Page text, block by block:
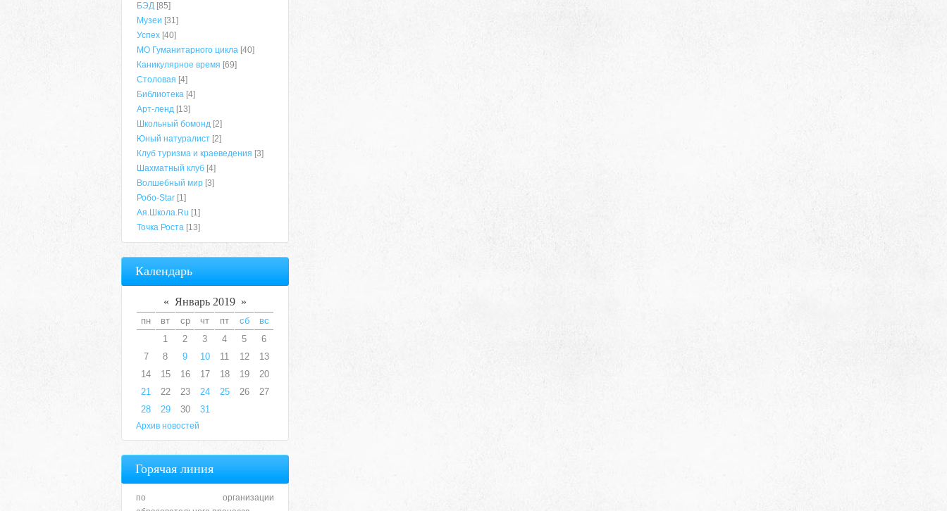
БЭД [85]
Музеи [31]
Успех [40]
МО Гуманитарного цикла [40]
Каникулярное время [69]
Столовая [4]
Библиотека [4]
Арт-ленд [13]
Школьный бомонд [2]
Юный натуралист [2]
Клуб туризма и краеведения [3]
Шахматный клуб [4]
Волшебный мир [3]
Робо-Star [1]
Ая.Школа.Ru [1]
Точка Роста [13]
Календарь
« Январь 2019 »
пн вт ср чт пт сб
вс
1
2 3 4 5
6
7
8 9 10 11 12
13
14
15 16 17 18 19
20
21
22 23 24 25 26
27
28
29 30 31
Архив новостей
Горячая линия
по организации